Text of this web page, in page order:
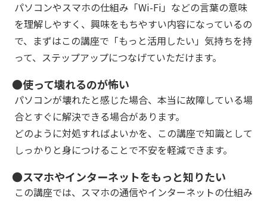
パソコンやスマホの仕組み「Wi-Fi」などの言葉の意味
を理解しやすく、興味をもちやすい内容になっているの
で、まずはこの講座で「もっと活用したい」気持ちを持
って、ステップアップにつなげていただけます。
●使って壊れるのが怖い
パソコンが壊れたと感じた場合、本当に故障している場
合とすぐに解決できる場合があります。
どのように対処すればよいかを、この講座で知識として
しっかりと身につけることで不安を軽減できます。
●スマホやインターネットをもっと知りたい
この講座では、スマホの通信やインターネットの仕組み